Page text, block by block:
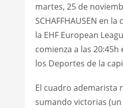
martes, 25 de
SCHAFFHAUSEN en
la EHF European
comienza a las 20:45h
los Deportes de la
El cuadro ademarista
sumando victorias